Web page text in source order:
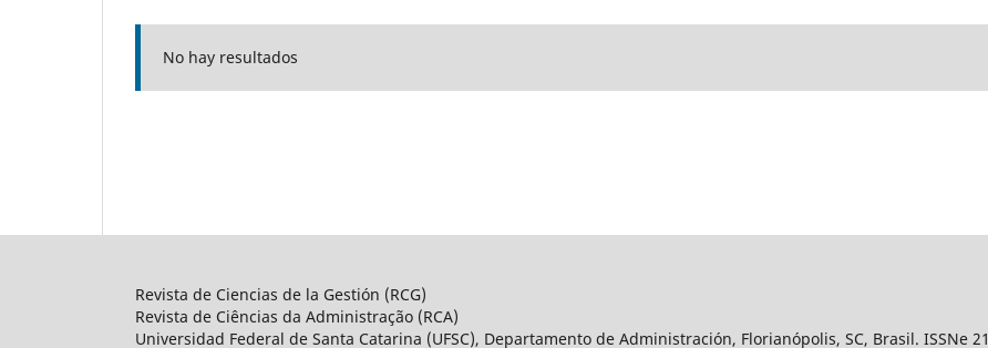
No hay resultados
Revista de Ciencias de la Gestión (RCG)
Revista de Ciências da Administração (RCA)
Universidad Federal de Santa Catarina (UFSC), Departamento de Administración, Florianópolis, SC, Brasil. ISSNe